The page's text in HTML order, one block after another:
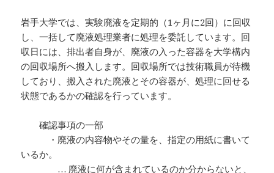
岩手大学では、実験廃液を定期的（1ヶ月に2回）に回収
し、一括して廃液処理業者に処理を委託しています。回
収日には、排出者自身が、廃液の入った容器を大学構内
の回収場所へ搬入します。回収場所では技術職員が待機
しており、搬入された廃液とその容器が、処理に回せる
状態であるかの確認を行っています。
確認事項の一部
・廃液の内容物やその量を、指定の用紙に書いて
いるか。
… 廃液に何が含まれているのか分からないと、